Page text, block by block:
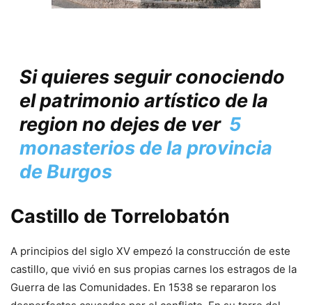
Si quieres seguir conociendo
el patrimonio artístico de la
region no dejes de ver 5
monasterios de la provincia
de Burgos
Castillo de Torrelobatón
A principios del siglo XV empezó la construcción de este
castillo, que vivió en sus propias carnes los estragos de la
Guerra de las Comunidades. En 1538 se repararon los